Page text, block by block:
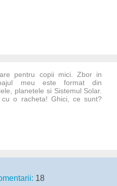
pentru copii mici. Zbor in
meu este format din
planetele si Sistemul Solar.
o racheta! Ghici, ce sunt?
18